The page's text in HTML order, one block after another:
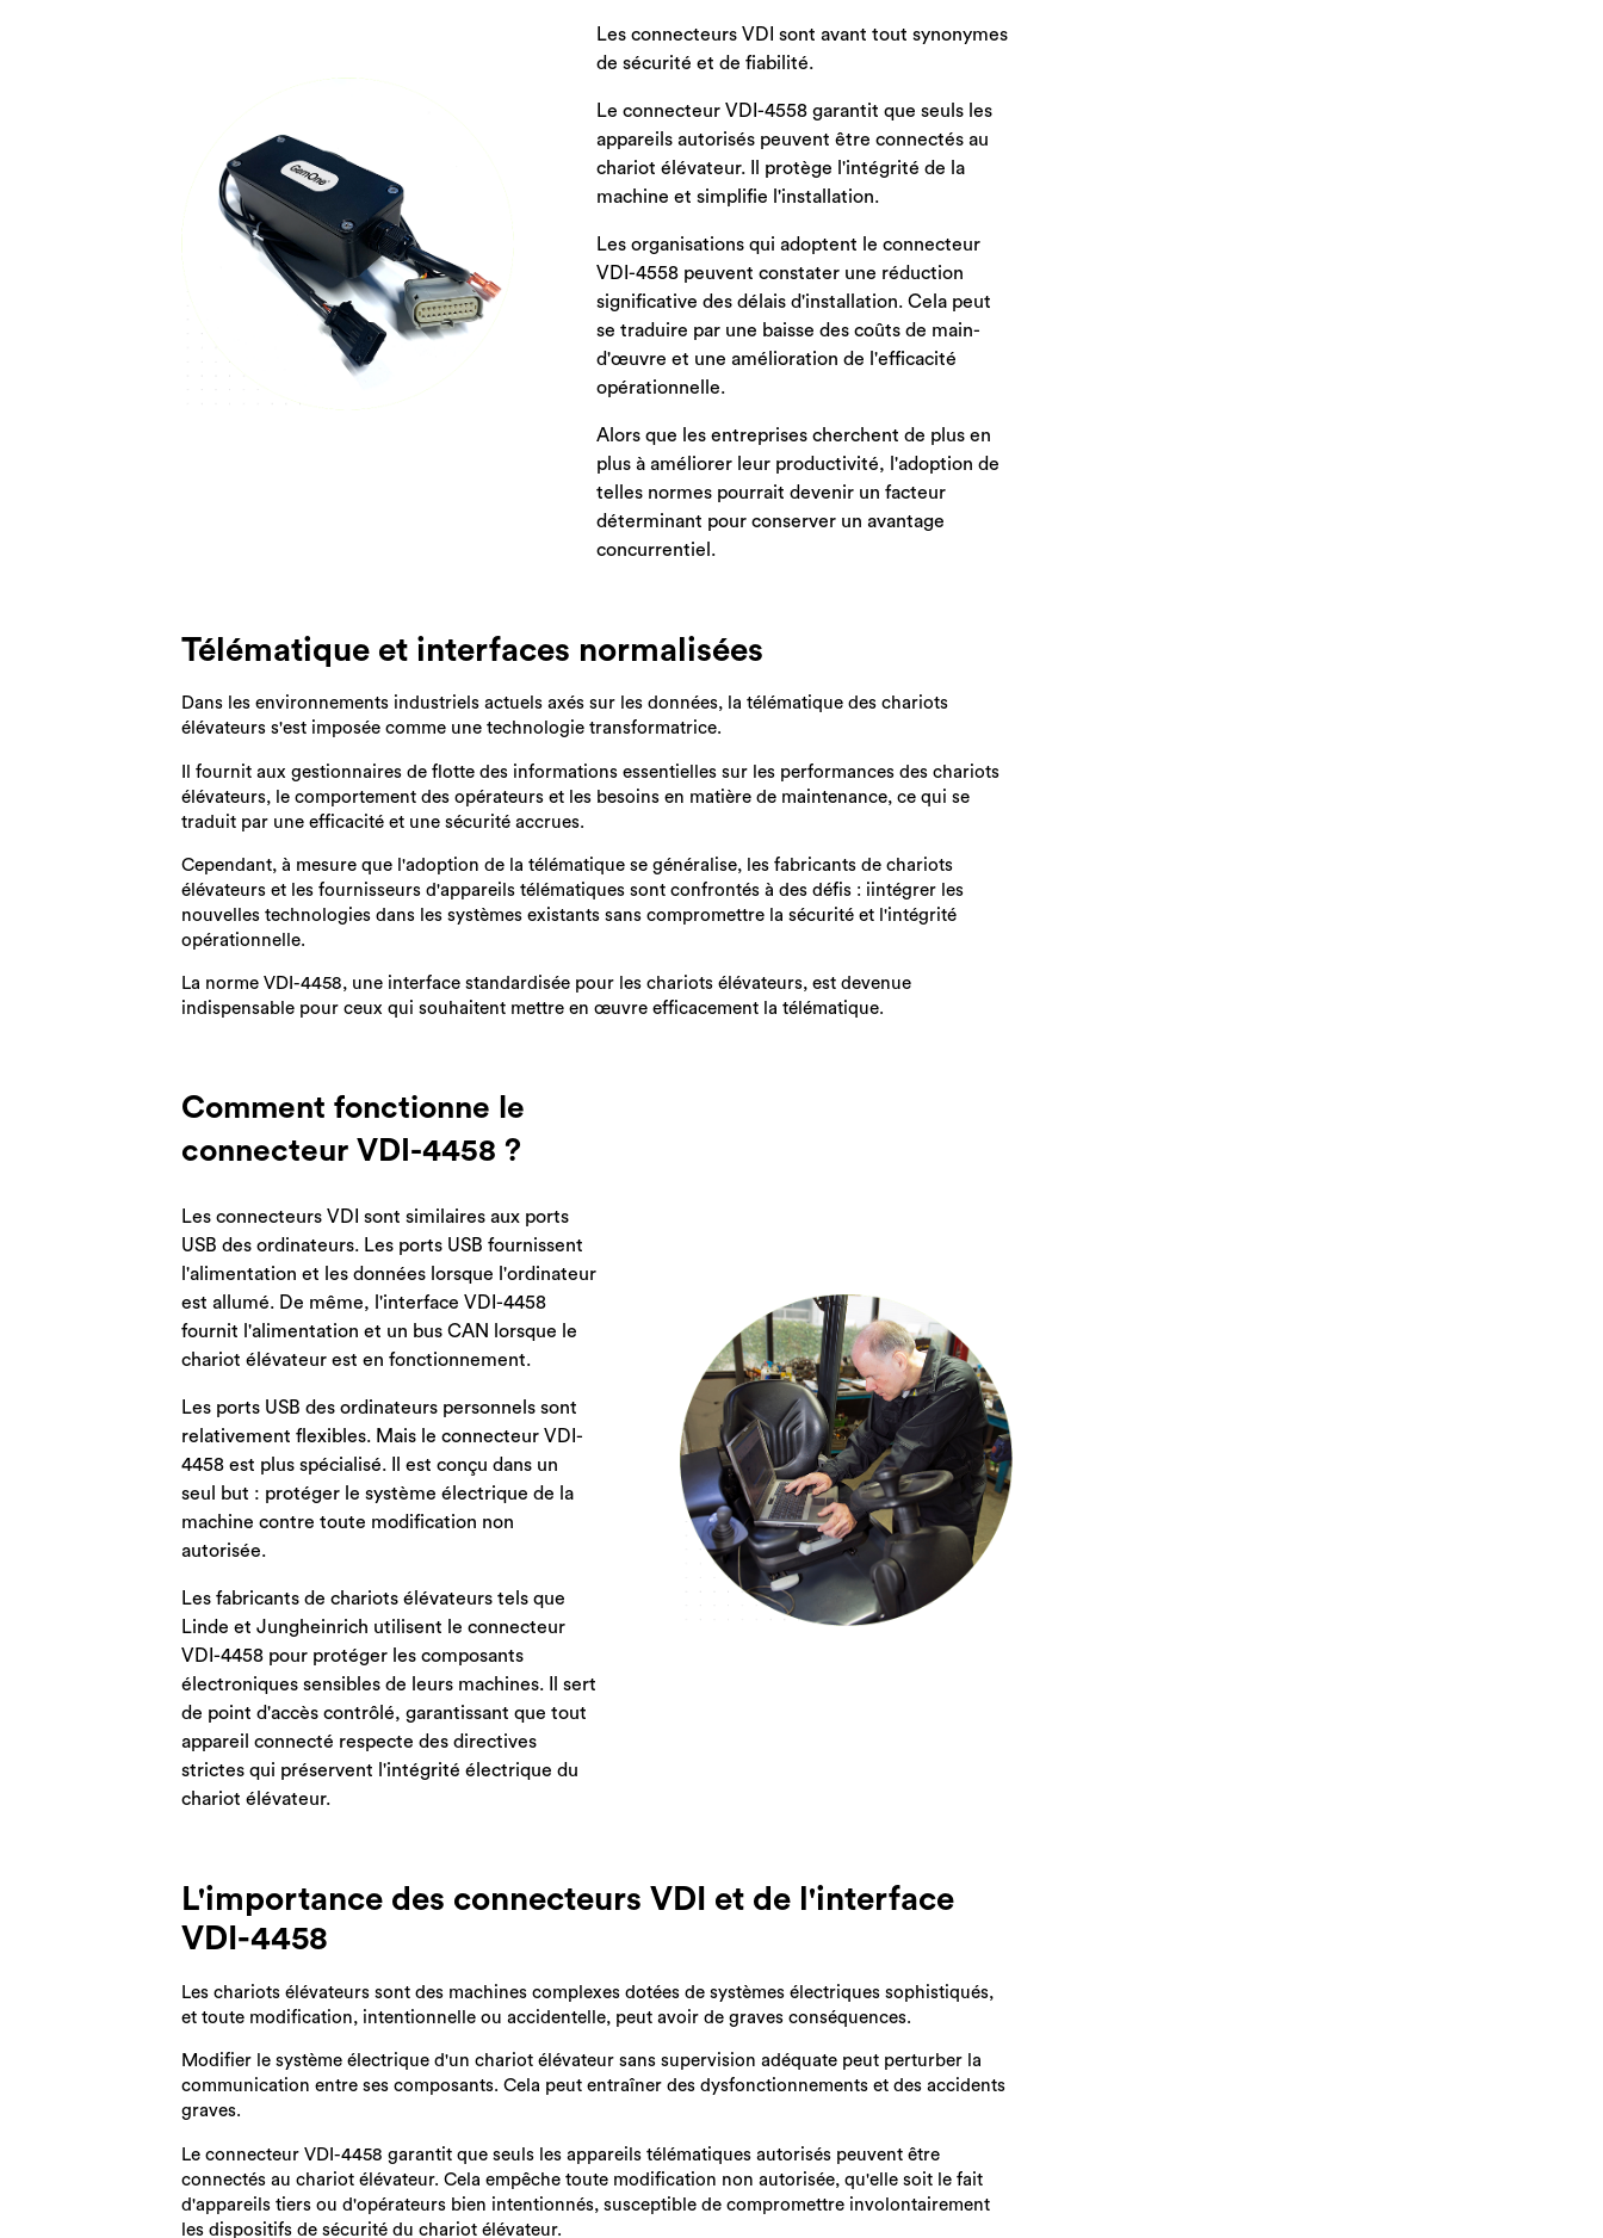
Les connecteurs VDI sont avant tout synonymes
de sécurité et de fiabilité.
Le connecteur VDI-4558 garantit que seuls les
appareils autorisés peuvent être connectés au
chariot élévateur. Il protège l'intégrité de la
machine et simplifie l'installation.
Les organisations qui adoptent le connecteur
VDI-4558 peuvent constater une réduction
significative des délais d'installation.Cela peut
se traduire par une baisse des coûts de main-
d'œuvre et une amélioration de l'efficacité
opérationnelle.
Alors que les entreprises cherchent de plus en
plus à améliorer leur productivité, l'adoption de
telles normes pourrait devenir un facteur
déterminant pour conserver un avantage
concurrentiel.
Télématique et interfaces normalisées
Dans les environnements industriels actuels axés sur les données, la télématique des chariots
élévateurs s'est imposée comme une technologie transformatrice.
Il fournit aux gestionnaires de flotte des informations essentielles sur les performances des chariots
élévateurs, le comportement des opérateurs et les besoins en matière de maintenance, ce qui se
traduit par une efficacité et une sécurité accrues.
Cependant, à mesure que l'adoption de la télématique se généralise, les fabricants de chariots
élévateurs et les fournisseurs d'appareils télématiques sont confrontés à des défis : iintégrer les
nouvelles technologies dans les systèmes existants sans compromettre la sécurité et l'intégrité
opérationnelle.
La norme VDI-4458, une interface standardisée pour les chariots élévateurs, est devenue
indispensable pour ceux qui souhaitent mettre en œuvre efficacement la télématique.
Comment fonctionne le
connecteur VDI-4458 ?
Les connecteurs VDI sont similaires aux ports
USB des ordinateurs. Les ports USB fournissent
l'alimentation et les données lorsque l'ordinateur
est allumé. De même, l'interface VDI-4458
fournit l'alimentation et un bus CAN lorsque le
chariot élévateur est en fonctionnement.
Les ports USB des ordinateurs personnels sont
relativement flexibles. Mais le connecteur VDI-
4458 est plus spécialisé. Il est conçu dans un
seul but : protéger le système électrique de la
machine contre toute modification non
autorisée.
Les fabricants de chariots élévateurs tels que
Linde et Jungheinrich utilisent le connecteur
VDI-4458 pour protéger les composants
électroniques sensibles de leurs machines. Il sert
de point d'accès contrôlé, garantissant que tout
appareil connecté respecte des directives
strictes qui préservent l'intégrité électrique du
chariot élévateur.
L'importance des connecteurs VDI et de l'interface
VDI-4458
Les chariots élévateurs sont des machines complexes dotées de systèmes électriques sophistiqués,
et toute modification, intentionnelle ou accidentelle, peut avoir de graves conséquences.
Modifier le système électrique d'un chariot élévateur sans supervision adéquate peut perturber la
communication entre ses composants. Cela peut entraîner des dysfonctionnements et des accidents
graves.
Le connecteur VDI-4458 garantit que seuls les appareils télématiques autorisés peuvent être
connectés au chariot élévateur. Cela empêche toute modification non autorisée, qu'elle soit le fait
d'appareils tiers ou d'opérateurs bien intentionnés, susceptible de compromettre involontairement
les dispositifs de sécurité du chariot élévateur.